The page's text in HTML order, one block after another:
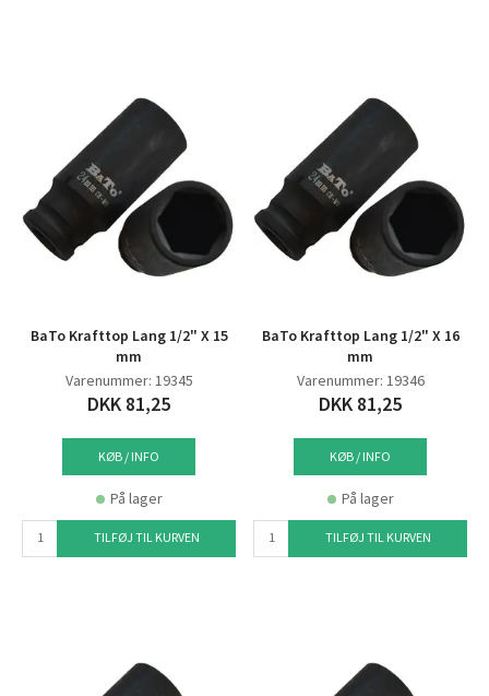
BaTo Krafttop Lang 1/2" X 15
mm
Varenummer: 19345
DKK 81,25
KØB / INFO
På lager
TILFØJ TIL KURVEN
BaTo Krafttop Lang 1/2" X 16
mm
Varenummer: 19346
DKK 81,25
KØB / INFO
På lager
TILFØJ TIL KURVEN